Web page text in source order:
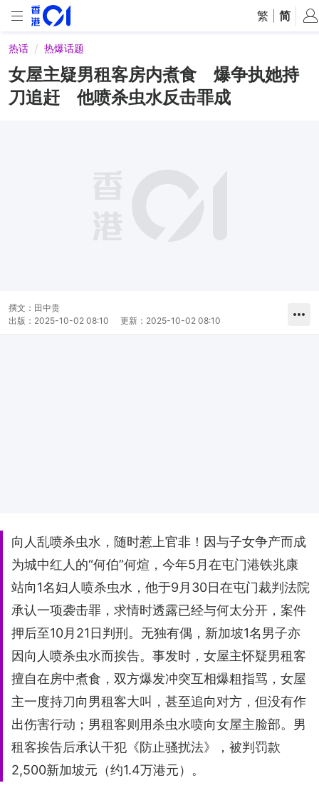
繁 简
热话 热爆话题
女屋主疑男租客房内煮食 爆争执她持
刀追赶 他喷杀虫水反击罪成
撰文： 田中贵
出版： 2025-10-02 08:10 更新： 2025-10-02 08:10
向人乱喷杀虫水，随时惹上官非！因与子女争产而成
为城中红人的“何伯”何煊，今年5月在屯门港铁兆康
站向1名妇人喷杀虫水，他于9月30日在屯门裁判法院
承认一项袭击罪，求情时透露已经与何太分开，案件
押后至10月21日判刑。无独有偶，新加坡1名男子亦
因向人喷杀虫水而挨告。事发时，女屋主怀疑男租客
擅自在房中煮食，双方爆发冲突互相爆粗指骂，女屋
主一度持刀向男租客大叫，甚至追向对方，但没有作
出伤害行动；男租客则用杀虫水喷向女屋主脸部。男
租客挨告后承认干犯《防止骚扰法》，被判罚款
2,500新加坡元（约1.4万港元）。